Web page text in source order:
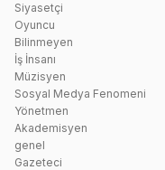
Siyasetçi
Oyuncu
Bilinmeyen
İş İnsanı
Müzisyen
Sosyal Medya Fenomeni
Yönetmen
Akademisyen
genel
Gazeteci